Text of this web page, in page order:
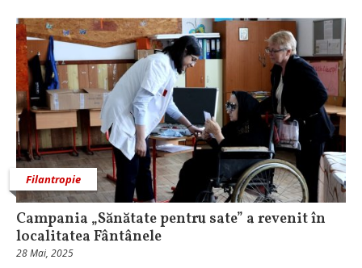
Filantropie
Campania „Sănătate pentru sate” a revenit în
localitatea Fântânele
28 Mai, 2025